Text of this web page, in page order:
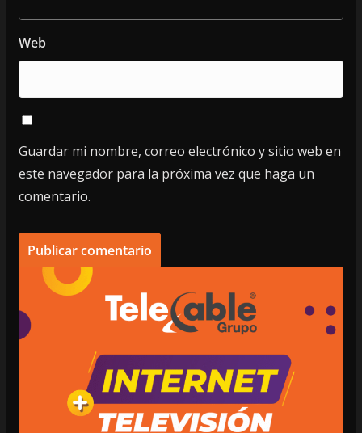
Web
Guardar mi nombre, correo electrónico y sitio web en
este navegador para la próxima vez que haga un
comentario.